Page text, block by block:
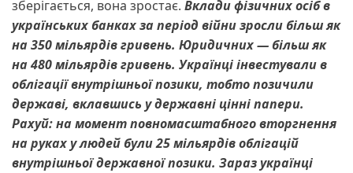
зберігається, вона зростає. Вклади фізичних осіб в
українських банках за період війни зросли більшяк
на 350 мільярдів гривень. Юридичних — більш як
на 480 мільярдів гривень. Українці інвестували в
облігації внутрішньої позики, тобто позичили
державі, вклавшись у державні цінні папери.
Рахуй: на момент повномасштабного вторгнення
на руках у людей були 25 мільярдів облігацій
внутрішньої державної позики. Зараз українці